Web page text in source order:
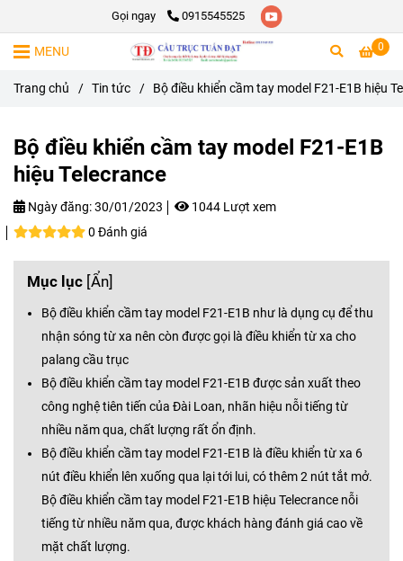
Gọi ngay 0915545525
0
MENU
Trang chủ / Tin tức / Bộ điều khiển cầm tay model F21-E1B hiệu
Bộ điều khiển cầm tay model F21-E1B
hiệu Telecrance
Ngày đăng:30/01/2023
1044 Lượt xem
0 Đánh giá
Mục lục [Ẩn]
Bộ điều khiển cầm tay model F21-E1B như là dụng cụ để thu
nhận sóng từ xa nên còn được gọi là điều khiển từ xa cho
palang cầu trục
Bộ điều khiển cầm tay model F21-E1B được sản xuất theo
công nghệ tiên tiến của Đài Loan, nhãn hiệu nỗi tiếng từ
nhiều năm qua, chất lượng rất ổn định.
Bộ điều khiển cầm tay model F21-E1B là điều khiển từ xa 6
nút điều khiển lên xuống qua lại tới lui, có thêm 2 nút tắt mở.
Bộ điều khiển cầm tay model F21-E1B hiệu Telecrance nỗi
tiếng từ nhiều năm qua, được khách hàng đánh giá cao về
mặt chất lượng.